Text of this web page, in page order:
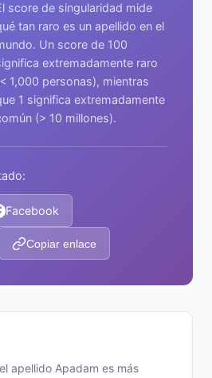
score de singularidad mide
tan raro es un apellido en el
Un score de 100
extremadamente raro
1,000 personas), mientras
1 significa extremadamente
(> 10 millones).
Facebook
Copiar enlace
apellido Apadam es más